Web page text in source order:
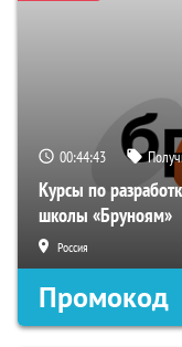
00:44:42
Курсы по
школы «Бруноям»
Россия
Промокод